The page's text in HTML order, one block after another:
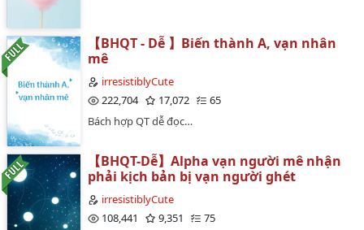
【BHQT - Dễ 】Biến thành A, vạn nhân
mê
irresistiblyCute
222,704
17,072
65
Bách hợp QT dễ đọc…
【BHQT-Dễ】Alpha vạn người mê nhận
phải kịch bản bị vạn người ghét
irresistiblyCute
108,441
9,351
75